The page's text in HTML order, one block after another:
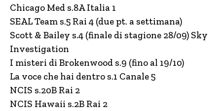
Chicago Med s.8A Italia 1
SEAL Team s.5 Rai 4 (due pt. a settimana)
Scott & Bailey s.4 (finale di stagione 28/09) Sky
Investigation
I misteri di Brokenwood s.9 (fino al 19/10)
La voce che hai dentro s.1 Canale 5
NCIS s.20B Rai 2
NCIS Hawaii s.2B Rai 2